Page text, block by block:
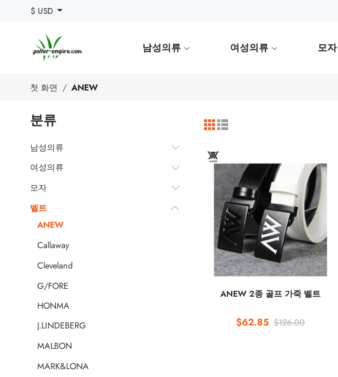
$ USD
남성의류 여성의류 모자
첫 화면 ANEW
분류
남성의류
여성의류
모자
벨트
ANEW
Callaway
Cleveland
G/FORE
HONMA
J.LINDEBERG
MALBON
MARK&LONA
ANEW 2종 골프 가죽 벨트
$62.85 $126.00